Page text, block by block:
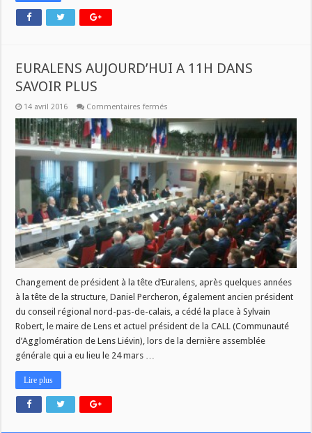
EURALENS AUJOURD’HUI A 11H DANS
SAVOIR PLUS
14 avril 2016 Commentaires fermés
AUJOURD’HUI
A
DANS
SAVOIR
PLUS
Changement de président à la tête d’Euralens, après quelques années
à la tête de la structure, Daniel Percheron, également ancien président
du conseil régional nord-pas-de-calais, a cédé la place à Sylvain
Robert, le maire de Lens et actuel président de la CALL (Communauté
d’Agglomération de Lens Liévin), lors de la dernière assemblée
générale qui a eu lieu le 24 mars …
Lire plus